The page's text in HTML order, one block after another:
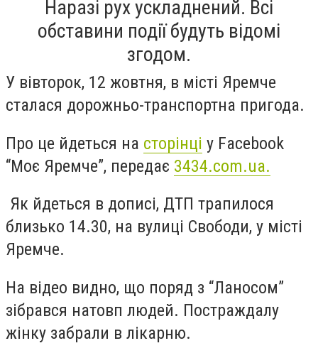
Наразі рух ускладнений. Всі
обставини події будуть відомі
згодом.
У вівторок, 12 жовтня, в місті Яремче
сталася дорожньо-транспортна пригода.
Про це йдеться на сторінці у Facebook
“Моє Яремче”, передає 3434.com.ua.
Як йдеться в дописі, ДТП трапилося
близько 14.30, на вулиці Свободи, у місті
Яремче.
На відео видно, що поряд з “Ланосом”
зібрався натовп людей. Постраждалу
жінку забрали в лікарню.